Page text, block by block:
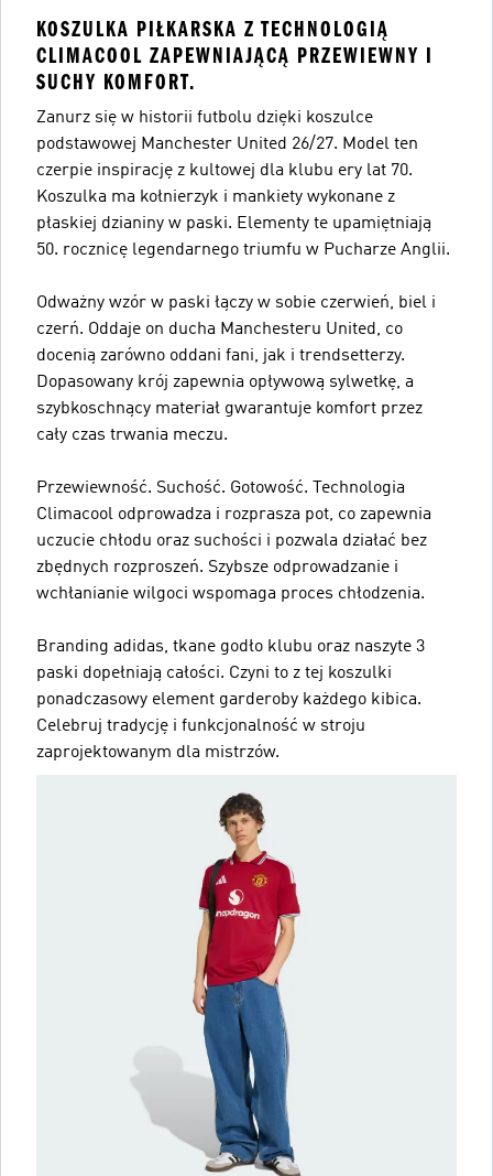
KOSZULKA PIŁKARSKA Z TECHNOLOGIĄ
CLIMACOOL ZAPEWNIAJĄCĄ PRZEWIEWNY I
SUCHY KOMFORT.
Zanurz się w historii futbolu dzięki koszulce
podstawowej Manchester United 26/27. Model ten
czerpie inspirację z kultowej dla klubu ery lat 70.
Koszulka ma kołnierzyk i mankiety wykonane z
płaskiej dzianiny w paski. Elementy te upamiętniają
50. rocznicę legendarnego triumfu w Pucharze Anglii.
Odważny wzór w paski łączy w sobie czerwień, biel i
czerń. Oddaje on ducha Manchesteru United, co
docenią zarówno oddani fani, jak i trendsetterzy.
Dopasowany krój zapewnia opływową sylwetkę, a
szybkoschnący materiał gwarantuje komfort przez
cały czas trwania meczu.
Przewiewność. Suchość. Gotowość. Technologia
Climacool odprowadza i rozprasza pot, co zapewnia
uczucie chłodu oraz suchości i pozwala działać bez
zbędnych rozproszeń. Szybsze odprowadzanie i
wchłanianie wilgoci wspomaga proces chłodzenia.
Branding adidas, tkane godło klubu oraz naszyte 3
paski dopełniają całości. Czyni to z tej koszulki
ponadczasowy element garderoby każdego kibica.
Celebruj tradycję i funkcjonalność w stroju
zaprojektowanym dla mistrzów.